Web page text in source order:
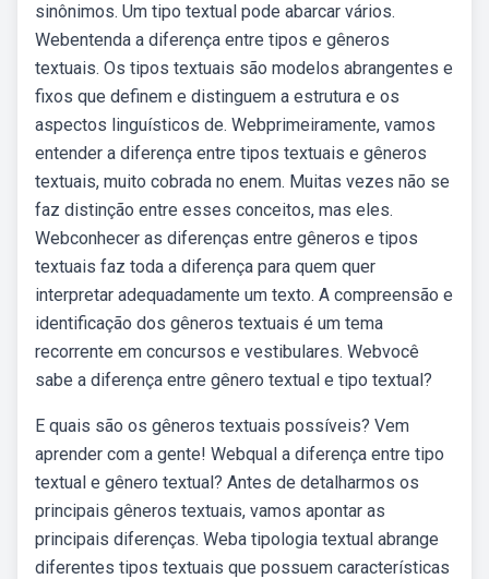
sinônimos. Um tipo textual pode abarcar vários.
Webentenda a diferença entre tipos e gêneros
textuais. Os tipos textuais são modelos abrangentes e
fixos que definem e distinguem a estrutura e os
aspectos linguísticos de. Webprimeiramente, vamos
entender a diferença entre tipos textuais e gêneros
textuais, muito cobrada no enem. Muitas vezes não se
faz distinção entre esses conceitos, mas eles.
Webconhecer as diferenças entre gêneros e tipos
textuais faz toda a diferença para quem quer
interpretar adequadamente um texto. A compreensão e
identificação dos gêneros textuais é um tema
recorrente em concursos e vestibulares. Webvocê
sabe a diferença entre gênero textual e tipo textual?
E quais são os gêneros textuais possíveis? Vem
aprender com a gente! Webqual a diferença entre tipo
textual e gênero textual? Antes de detalharmos os
principais gêneros textuais, vamos apontar as
principais diferenças. Weba tipologia textual abrange
diferentes tipos textuais que possuem características